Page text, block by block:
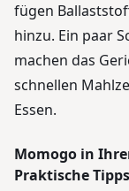
fügen
hinzu. Ein paar
machen das
schnellen
Essen.
Momogo in
Praktische Tipps